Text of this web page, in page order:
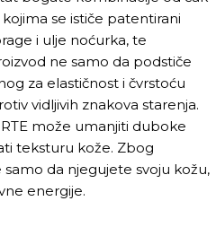
se ističe patentirani
i ulje noćurka, te
ne samo da podstiče
za elastičnost i čvrstoću
vidljivih znakova starenja.
može umanjiti duboke
teksturu kože. Zbog
da njegujete svoju kožu,
energije.